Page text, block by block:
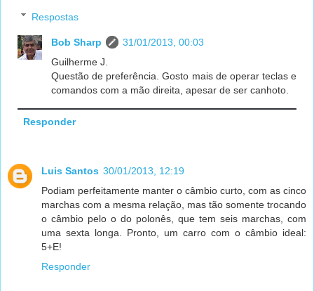
Respostas
Bob Sharp
31/01/2013, 00:03
Guilherme J.
Questão de preferência. Gosto mais de operar teclas e
comandos com a mão direita, apesar de ser canhoto.
Responder
Luis Santos 30/01/2013, 12:19
Podiam perfeitamente manter o câmbio curto, com as cinco
marchas com a mesma relação, mas tão somente trocando
o câmbio pelo o do polonês, que tem seis marchas, com
uma sexta longa. Pronto, um carro com o câmbio ideal:
5+E!
Responder